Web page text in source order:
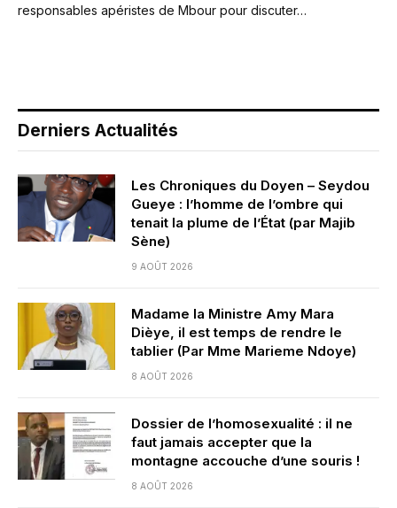
responsables apéristes de Mbour pour discuter…
Derniers Actualités
Les Chroniques du Doyen – Seydou
Gueye : l’homme de l’ombre qui
tenait la plume de l’État (par Majib
Sène)
9 AOÛT 2026
Madame la Ministre Amy Mara
Dièye, il est temps de rendre le
tablier (Par Mme Marieme Ndoye)
8 AOÛT 2026
Dossier de l’homosexualité : il ne
faut jamais accepter que la
montagne accouche d’une souris !
8 AOÛT 2026